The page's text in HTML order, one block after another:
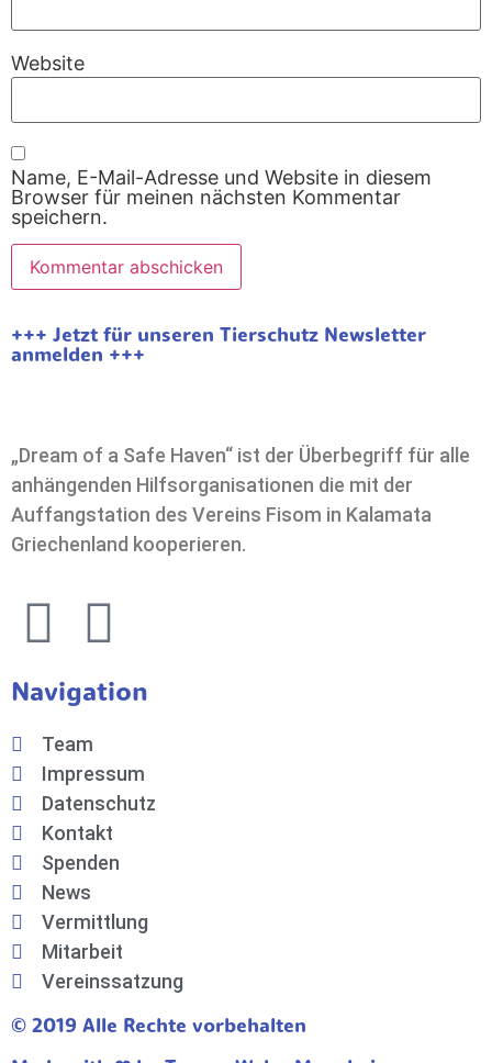
Website
Name, E-Mail-Adresse und Website in diesem
Browser für meinen nächsten Kommentar
speichern.
+++ Jetzt für unseren Tierschutz Newsletter
anmelden +++
„Dream of a Safe Haven“ ist der Überbegriff für alle
anhängenden Hilfsorganisationen die mit der
Auffangstation des Vereins Fisom in Kalamata
Griechenland kooperieren.
Navigation
Team
Impressum
Datenschutz
Kontakt
Spenden
News
Vermittlung
Mitarbeit
Vereinssatzung
© 2019 Alle Rechte vorbehalten